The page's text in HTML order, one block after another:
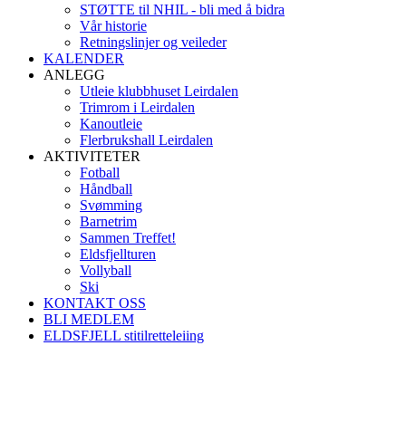
STØTTE til NHIL - bli med å bidra
Vår historie
Retningslinjer og veileder
KALENDER
ANLEGG
Utleie klubbhuset Leirdalen
Trimrom i Leirdalen
Kanoutleie
Flerbrukshall Leirdalen
AKTIVITETER
Fotball
Håndball
Svømming
Barnetrim
Sammen Treffet!
Eldsfjellturen
Vollyball
Ski
KONTAKT OSS
BLI MEDLEM
ELDSFJELL stitilretteleiing